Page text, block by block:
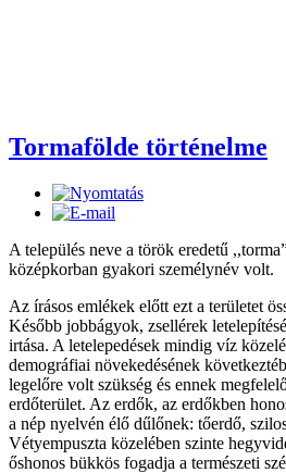
Tormafölde történelme
A település neve a török eredetű
középkorban gyakori személynév volt.
Az írásos emlékek előtt ezt a területet
Később jobbágyok, zsellérek
irtása. A letelepedések mindig víz
demográfiai növekedésének
legelőre volt szükség és ennek
erdőterület. Az erdők, az erdőkben
a nép nyelvén élő dűlőnek: tőerdő,
Vétyempuszta közelében szinte
őshonos bükkös fogadja a természeti